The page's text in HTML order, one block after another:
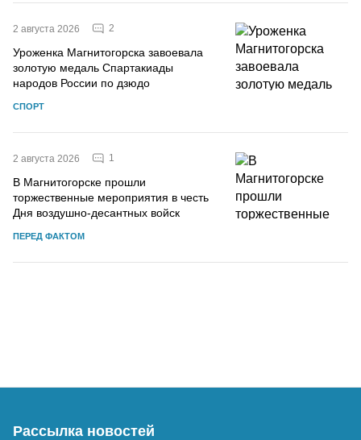
2 августа 2026 2
Уроженка Магнитогорска завоевала
золотую медаль Спартакиады
народов России по дзюдо
СПОРТ
2 августа 2026 1
В Магнитогорске прошли
торжественные мероприятия в честь
Дня воздушно-десантных войск
ПЕРЕД ФАКТОМ
Рассылка новостей